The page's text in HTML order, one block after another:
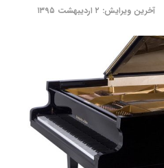
آخرین ویرایش: ۲ اردیبهشت ۱۳۹۵